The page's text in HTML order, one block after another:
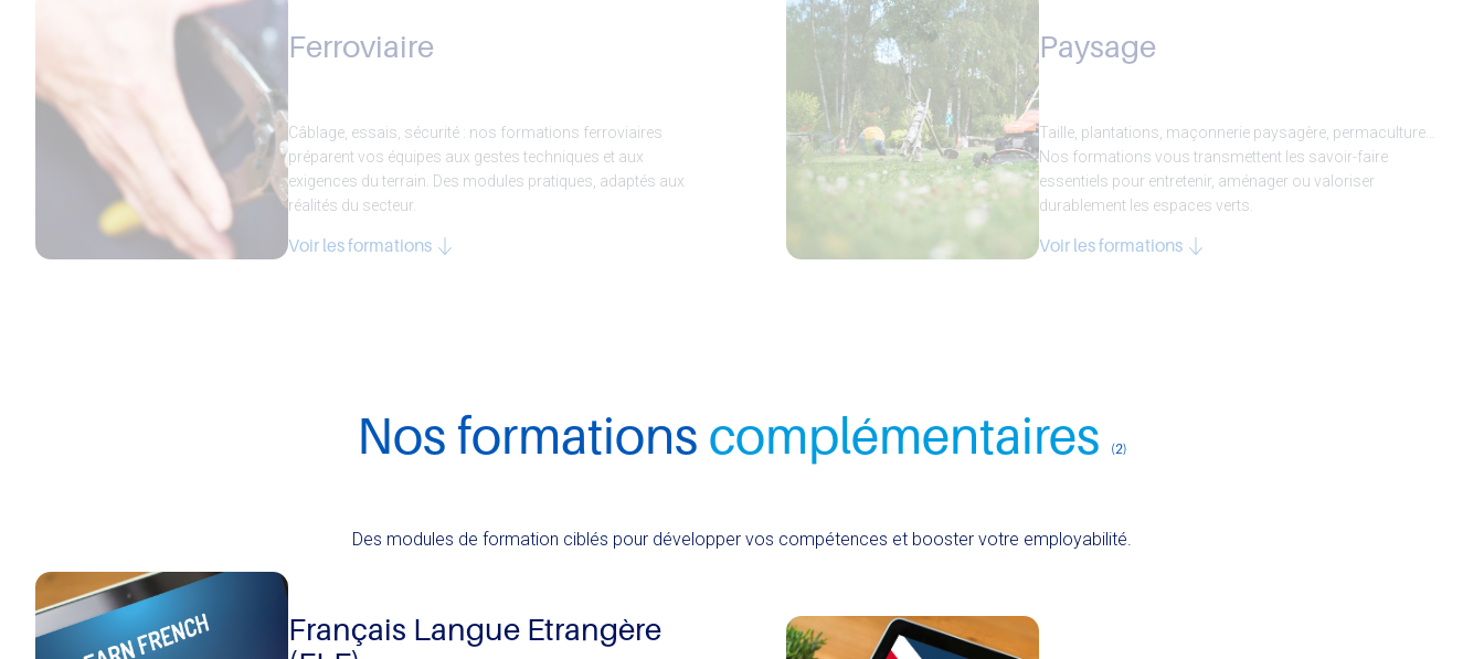
Ferroviaire
Câblage, essais, sécurité : nos formations ferroviaires
préparent vos équipes aux gestes techniques et aux
exigences du terrain. Des modules pratiques, adaptés aux
réalités du secteur.
Voir les formations
Paysage
Taille, plantations, maçonnerie paysagère, permaculture…
Nos formations vous transmettent les savoir-faire
essentiels pour entretenir, aménager ou valoriser
durablement les espaces verts.
Voir les formations
Nos formations complémentaires (2)
Des modules de formation ciblés pour développer vos compétences et booster votre employabilité.
Français Langue Etrangère